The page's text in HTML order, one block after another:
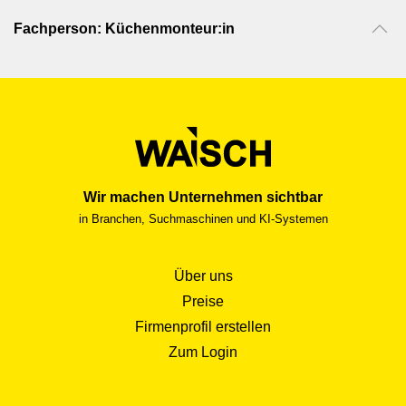
Fachperson: Küchenmonteur:in
Wir machen Unternehmen sichtbar
in Branchen, Suchmaschinen und KI-Systemen
Über uns
Preise
Firmenprofil erstellen
Zum Login